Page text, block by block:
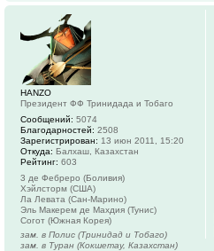
HANZO
Президент ФФ Тринидада и Тобаго
Сообщений: 5074
Благодарностей: 2508
Зарегистрирован: 13 июн 2011, 15:20
Откуда: Балхаш, Казахстан
Рейтинг: 603
3 де Фебреро (Боливия)
Хэйлсторм (США)
Ла Левата (Сан-Марино)
Эль Макерем де Махдия (Тунис)
Согот (Южная Корея)
зам. в Полис (Тринидад и Тобаго)
зам. в Туран (Кокшетау, Казахстан)